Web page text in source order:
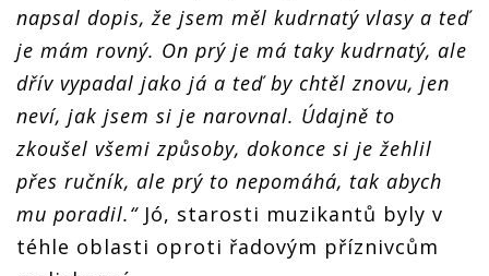
napsal dopis, že jsem měl kudrnatý vlasy a teď
je mám rovný. On prý je má taky kudrnatý, ale
dřív vypadal jako já a teď by chtěl znovu, jen
neví, jak jsem si je narovnal. Údajně to
zkoušel všemi způsoby, dokonce si je žehlil
přes ručník, ale prý to nepomáhá, tak abych
mu poradil.“ Jó, starosti muzikantů byly v
téhle oblasti oproti řadovým příznivcům